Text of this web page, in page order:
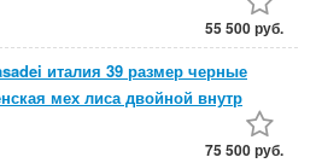
55 500 руб.
италия 39 размер черные
мех лиса двойной внутр
75 500 руб.